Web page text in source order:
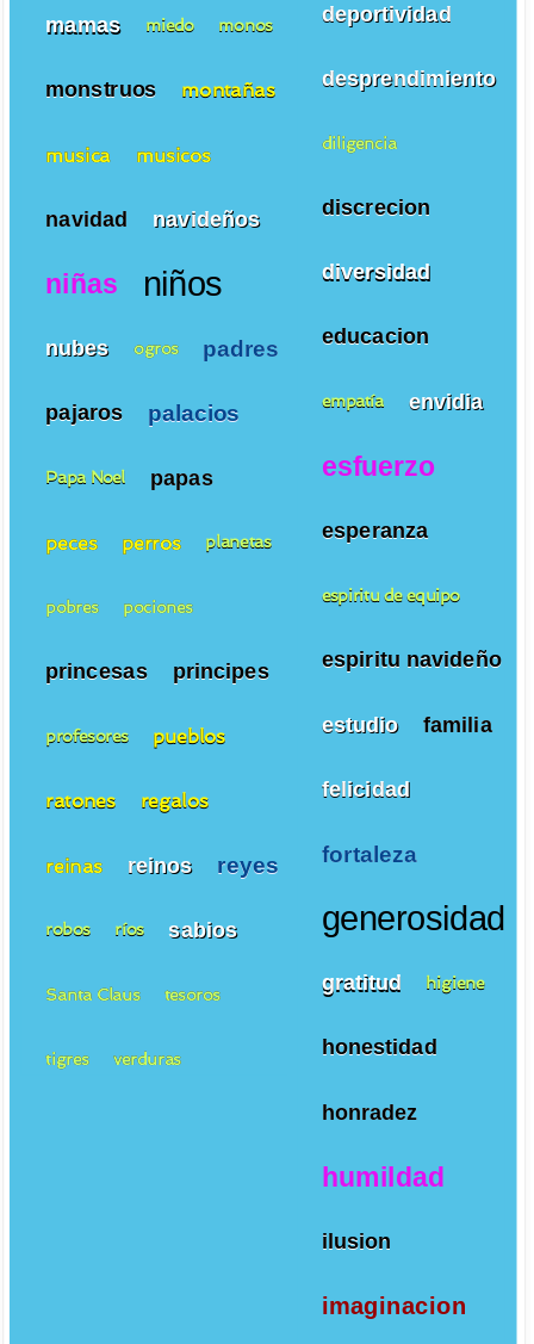
deportividad
desprendimiento
diligencia
discrecion
diversidad
educacion
empatía envidia
esfuerzo
esperanza
espiritu de equipo
espiritu navideño
estudio familia
felicidad
fortaleza
generosidad
gratitud higiene
honestidad
honradez
humildad
ilusion
imaginacion
mamas miedo monos
monstruos montañas
musica musicos
navidad navideños
niñas niños
nubes ogros padres
pajaros palacios
Papa Noel papas
peces perros planetas
pobres pociones
princesas principes
profesores pueblos
ratones regalos
reinas reinos reyes
robos ríos sabios
Santa Claus tesoros
tigres verduras